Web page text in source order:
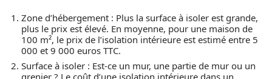
Zone d’hébergement : Plus la surface à isoler est grande,
plus le prix est élevé. En moyenne, pour une maison de
100 m², le prix de l’isolation intérieure est estimé entre 5
000 et 9 000 euros TTC.
Surface à isoler : Est-ce un mur, une partie de mur ou un
grenier ? Le coût d’une isolation intérieure dans un